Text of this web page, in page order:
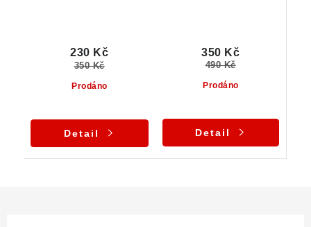
Prodáno
230 Kč
350 Kč
Detail
Prodáno
350 Kč
490 Kč
Detail